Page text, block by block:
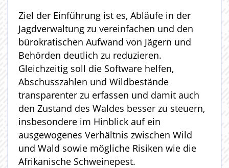
Ziel der Einführung ist es, Abläufe in der
Jagdverwaltung zu vereinfachen und den
bürokratischen Aufwand von Jägern und
Behörden deutlich zu reduzieren.
Gleichzeitig soll die Software helfen,
Abschusszahlen und Wildbestände
transparenter zu erfassen und damit auch
den Zustand des Waldes besser zu steuern,
insbesondere im Hinblick auf ein
ausgewogenes Verhältnis zwischen Wild
und Wald sowie mögliche Risiken wie die
Afrikanische Schweinepest.